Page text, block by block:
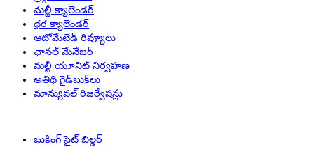
మల్టీ క్యాలెండర్
ధర క్యాలెండర్
ఆటోమేటెడ్ రివ్యూలు
ఛానల్ మేనేజర్
మల్టీ యూనిట్ నిర్వహణ
అతిథి గైడ్‌బుక్‌లు
మాన్యువల్ రిజర్వేషన్లు
బుకింగ్ సైట్ బిల్డర్